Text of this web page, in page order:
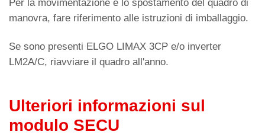
Per la movimentazione e lo spostamento del quadro di
manovra, fare riferimento alle istruzioni di imballaggio.
Se sono presenti ELGO LIMAX 3CP e/o inverter
LM2A/C, riavviare il quadro all'anno.
Ulteriori informazioni sul
modulo SECU